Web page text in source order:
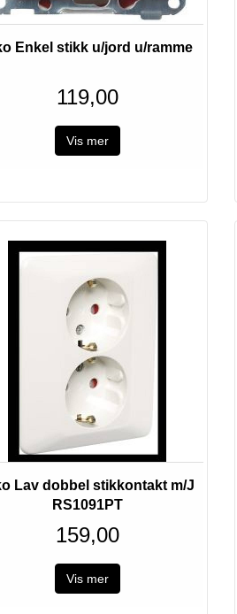
Enkel stikk u/jord u/ramme
119,00
Vis mer
Lav dobbel stikkontakt m/J
RS1091PT
159,00
Vis mer